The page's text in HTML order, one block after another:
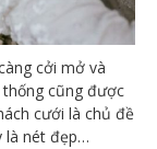
cởi mở và
cũng được
cưới là chủ đề
là nét đẹp…